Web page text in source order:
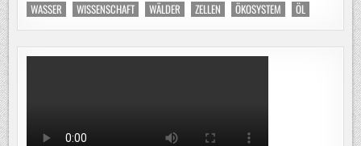
WASSER WISSENSCHAFT WÄLDER ZELLEN ÖKOSYSTEM ÖL